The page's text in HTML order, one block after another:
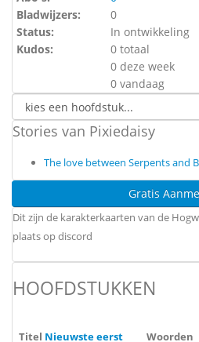
Bladwijzers:
0
Status:
In ontwikkeling
Kudos:
0 totaal
0 deze week
0 vandaag
Stories van Pixiedaisy
The love between Serpents and
Gratis
Dit zijn de karakterkaarten van de
plaats op discord
HOOFDSTUKKEN
Titel Nieuwste eerst Woorden